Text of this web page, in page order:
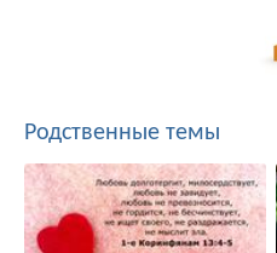
Родственные темы